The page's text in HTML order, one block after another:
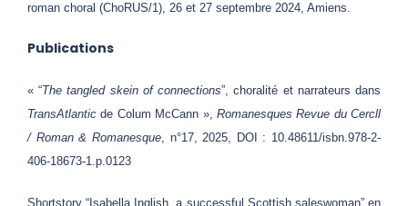
roman choral (ChoRUS/1), 26 et 27 septembre 2024, Amiens.
Publications
« “The tangled skein of connections”, choralité et narrateurs dans
TransAtlanticde Colum McCann », Romanesques Revue du Cercll
/ Roman & Romanesque, n°17, 2025, DOI : 10.48611/isbn.978-2-
406-18673-1.p.0123
Shortstory “Isabella Inglish, a successful Scottish saleswoman” en